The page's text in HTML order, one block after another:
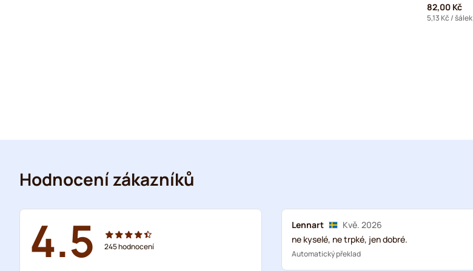
82,00 Kč
5,13 Kč / šálek
Hodnocení zákazníků
4.5 245hodnocení
Lennart
Kvě. 2026
ne kyselé, ne trpké, jen dobré.
Automatický překlad